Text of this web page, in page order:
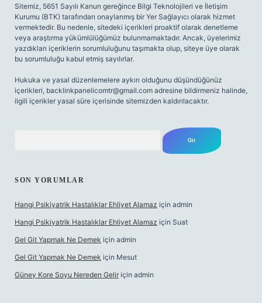
Sitemiz, 5651 Sayılı Kanun gereğince Bilgi Teknolojileri ve İletişim
Kurumu (BTK) tarafından onaylanmış bir Yer Sağlayıcı olarak hizmet
vermektedir. Bu nedenle, sitedeki içerikleri proaktif olarak denetleme
veya araştırma yükümlülüğümüz bulunmamaktadır. Ancak, üyelerimiz
yazdıkları içeriklerin sorumluluğunu taşımakta olup, siteye üye olarak
bu sorumluluğu kabul etmiş sayılırlar.
Hukuka ve yasal düzenlemelere aykırı olduğunu düşündüğünüz
içerikleri, backlinkpanelicomtr@gmail.com adresine bildirmeniz halinde,
ilgili içerikler yasal süre içerisinde sitemizden kaldırılacaktır.
SON YORUMLAR
Hangi Psikiyatrik Hastalıklar Ehliyet Alamaz için admin
Hangi Psikiyatrik Hastalıklar Ehliyet Alamaz için Suat
Gel Git Yapmak Ne Demek için admin
Gel Git Yapmak Ne Demek için Mesut
Güney Kore Soyu Nereden Gelir için admin